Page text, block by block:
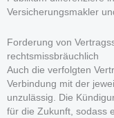
Versicherungsmakler
Forderung von
rechtsmissbräuchlich
Auch die verfolgten
Verbindung mit der
unzulässig. Die
für die Zukunft, sodass